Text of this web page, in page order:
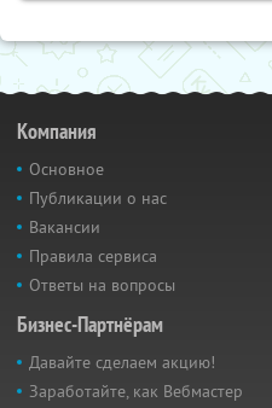
Компания
Основное
Публикации о нас
Вакансии
Правила сервиса
Ответы на вопросы
Бизнес-Партнёрам
Давайте сделаем акцию!
Заработайте, как Вебмастер